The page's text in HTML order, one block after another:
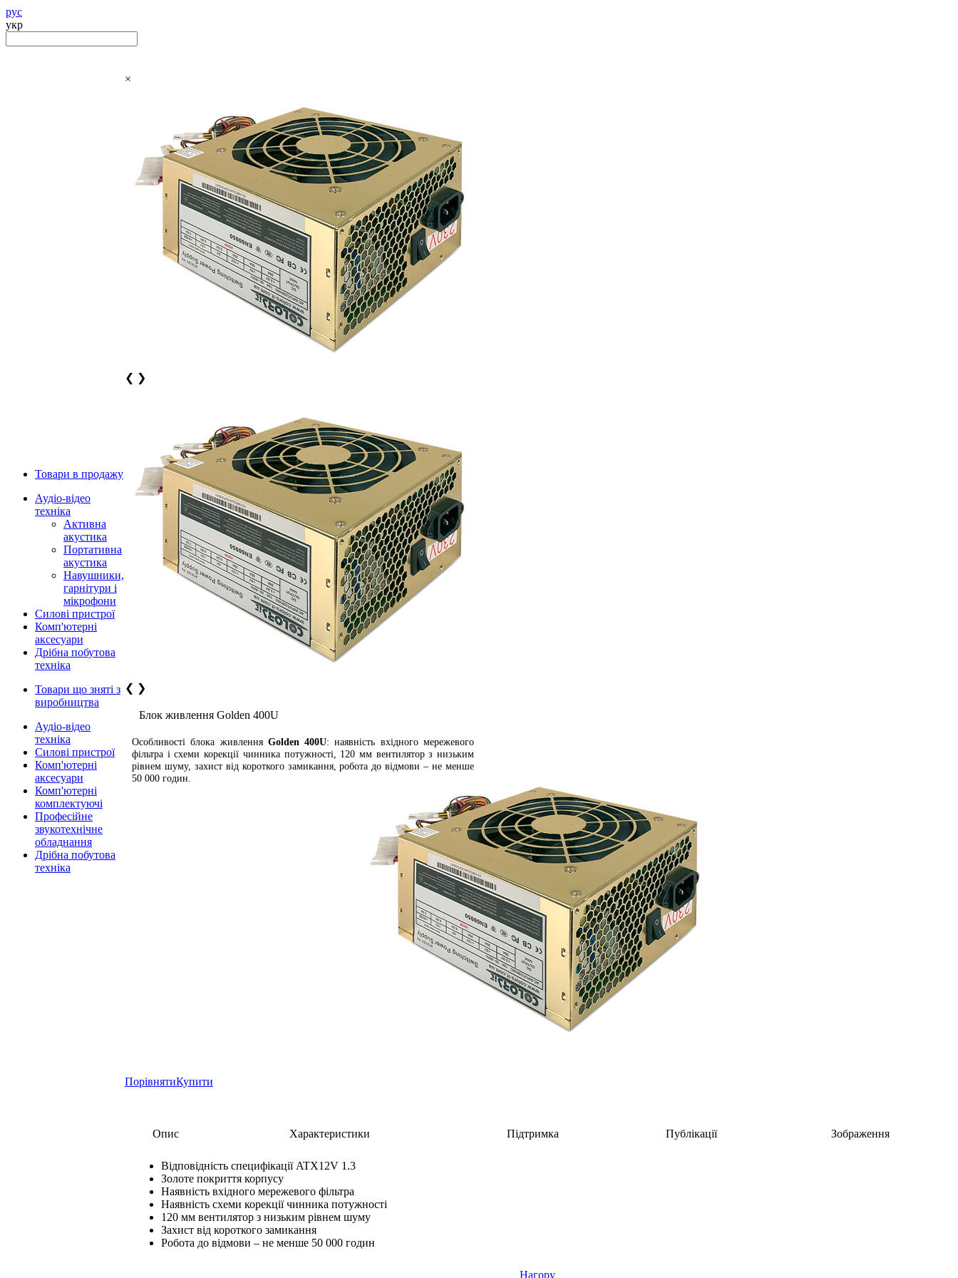
рус
укр
Товари в продажу
Аудіо-відео
техніка
Активна
акустика
Портативна
акустика
Навушники,
гарнітури і
мікрофони
Силові пристрої
Комп'ютерні
аксесуари
Дрібна побутова
техніка
Товари що зняті з
виробництва
Аудіо-відео
техніка
Силові пристрої
Комп'ютерні
аксесуари
Комп'ютерні
комплектуючі
Професійне
звукотехнічне
обладнання
Дрібна побутова
техніка
×
❮ ❯
❮ ❯
Блок живлення Golden 400U
Особливості блока живлення Golden 400U: наявність вхідного мережевого
фільтра і схеми корекції чинника потужності, 120 мм вентилятор з низьким
рівнем шуму, захист від короткого замикання, робота до відмови – не менше
50 000 годин.
ПорівнятиКупити
Опис Характеристики Підтримка Публікації Зображення
Відповідність специфікації ATX12V 1.3
Золоте покриття корпусу
Наявність вхідного мережевого фільтра
Наявність схеми корекції чинника потужності
120 мм вентилятор з низьким рівнем шуму
Захист від короткого замикання
Робота до відмови – не менше 50 000 годин
Нагору